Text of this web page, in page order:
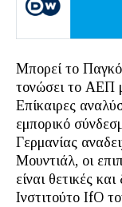
Μπορεί το
τονώσει το ΑΕΠ
Επίκαιρες
εμπορικό
Γερμανίας
Μουντιάλ, οι
είναι θετικές
Ινστιτούτο IfO